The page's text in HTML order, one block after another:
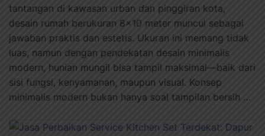
tantangan di kawasan urban dan pinggiran kota,
desain rumah berukuran 8×10 meter muncul sebagai
jawaban praktis dan estetis. Ukuran ini memang tidak
luas, namun dengan pendekatan desain minimalis
modern, hunian mungil bisa tampil maksimal—baik dari
sisi fungsi, kenyamanan, maupun visual. Konsep
minimalis modern bukan hanya soal tampilan bersih …